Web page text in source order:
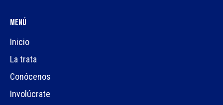
Menú
Inicio
La trata
Conócenos
Involúcrate